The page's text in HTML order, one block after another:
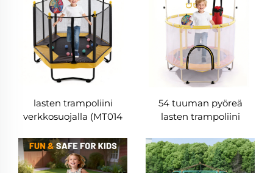
lasten trampoliini
verkkosuojalla (MT014
54 tuuman pyöreä
lasten trampoliini